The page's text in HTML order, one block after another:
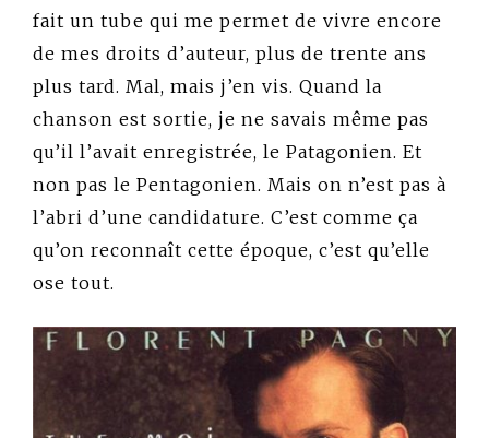
fait un tube qui me permet de vivre encore
de mes droits d’auteur, plus de trente ans
plus tard. Mal, mais j’en vis. Quand la
chanson est sortie, je ne savais même pas
qu’il l’avait enregistrée, le Patagonien. Et
non pas le Pentagonien. Mais on n’est pas à
l’abri d’une candidature. C’est comme ça
qu’on reconnaît cette époque, c’est qu’elle
ose tout.